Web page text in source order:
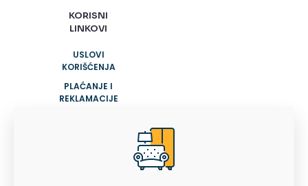
KORISNI
LINKOVI
USLOVI
KORIŠĆENJA
PLAĆANJE I
REKLAMACIJE